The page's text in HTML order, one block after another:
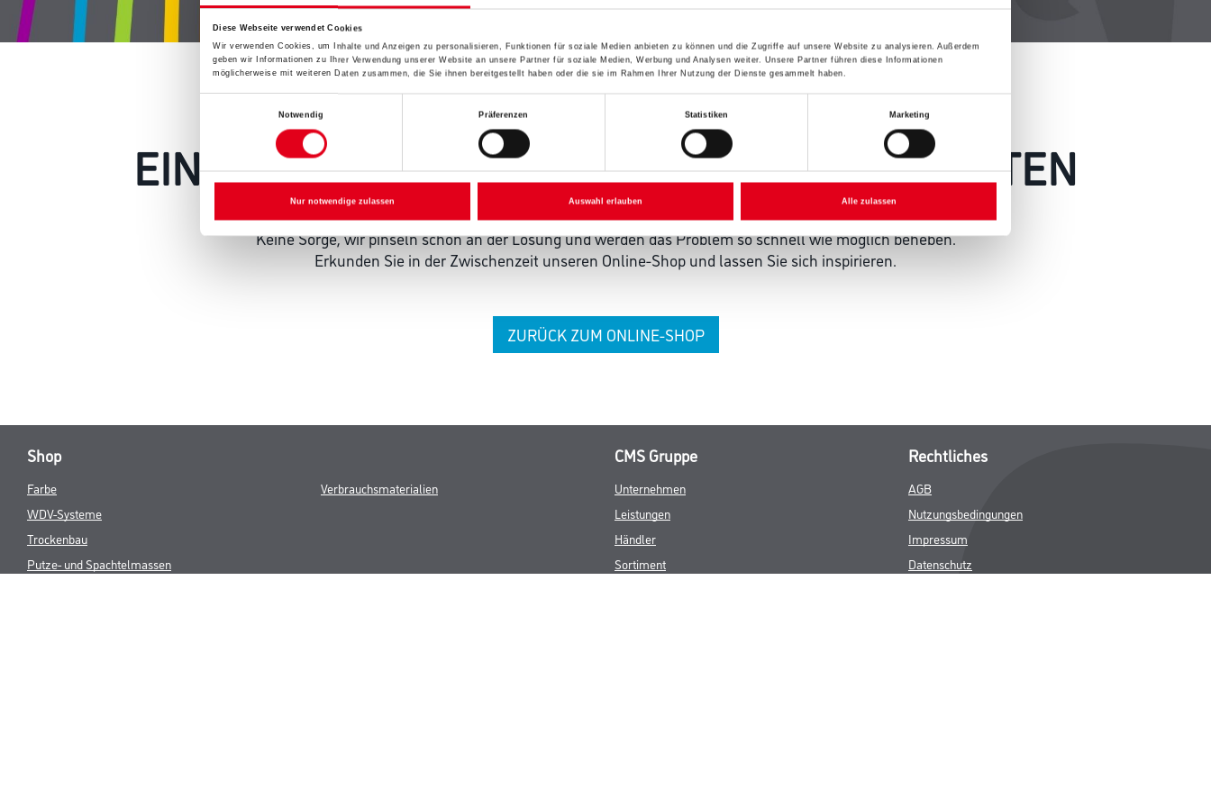
Diese Webseite verwendet Cookies
Wir verwenden Cookies, um Inhalte und Anzeigen zu personalisieren, Funktionen für soziale Medien anbieten zu können und die Zugriffe auf unsere Website zu analysieren. Außerdem
geben wir Informationen zu Ihrer Verwendung unserer Website an unsere Partner für soziale Medien, Werbung und Analysen weiter. Unsere Partner führen diese Informationen
möglicherweise mit weiteren Daten zusammen, die Sie ihnen bereitgestellt haben oder die sie im Rahmen Ihrer Nutzung der Dienste gesammelt haben.
Notwendig
Präferenzen Statistiken Marketing
Nur notwendige zulassen Auswahl erlauben Alle zulassen
EIN KLEINER ZWISCHENFALL IST AUFGETRETEN
Keine Sorge, wir pinseln schon an der Lösung und werden das Problem so schnell wie möglich beheben.
Erkunden Sie in der Zwischenzeit unseren Online-Shop und lassen Sie sich inspirieren.
ZURÜCK ZUM ONLINE-SHOP
Shop
Farbe
WDV-Systeme
Trockenbau
Putze- und Spachtelmassen
Verbrauchsmaterialien
CMS Gruppe
Unternehmen
Leistungen
Händler
Sortiment
Rechtliches
AGB
Nutzungsbedingungen
Impressum
Datenschutz